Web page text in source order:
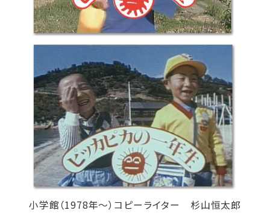
小学館（1978年～）コピーライター 杉山恒太郎